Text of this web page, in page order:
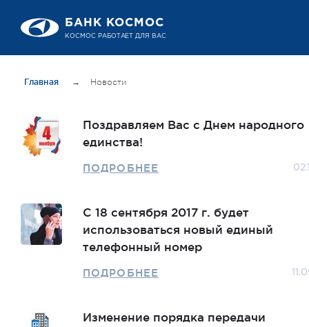
БАНК КОСМОС
Главная → Новости
Поздравляем Вас с Днем народного
единства!
ПОДРОБНЕЕ
С 18 сентября 2017 г. будет
использоваться новый единый
телефонный номер
ПОДРОБНЕЕ
Изменение порядка передачи